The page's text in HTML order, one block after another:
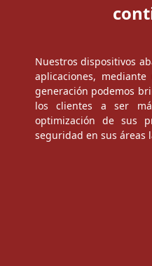
Nuestros dispositivos
aplicaciones,
generación podemos
los clientes a ser
optimización de sus
seguridad en sus áreas